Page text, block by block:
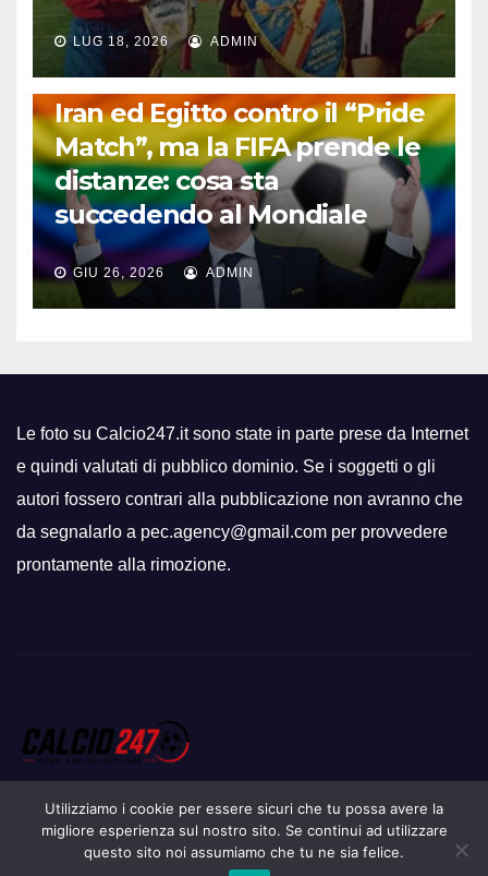
LUG 18, 2026 ADMIN
FUORI DAL CAMPO: CALCIO, GOSSIP E NON SOLO
Iran ed Egitto contro il “Pride
Match”, ma la FIFA prende le
distanze: cosa sta
succedendo al Mondiale
GIU 26, 2026 ADMIN
Le foto su Calcio247.it sono state in parte prese da Internet
e quindi valutati di pubblico dominio. Se i soggetti o gli
autori fossero contrari alla pubblicazione non avranno che
da segnalarlo a pec.agency@gmail.com per provvedere
prontamente alla rimozione.
Proudly powered by WordPress|Tema: Newsup di
Utilizziamo i cookie per essere sicuri che tu possa avere la
migliore esperienza sul nostro sito. Se continui ad utilizzare
questo sito noi assumiamo che tu ne sia felice.